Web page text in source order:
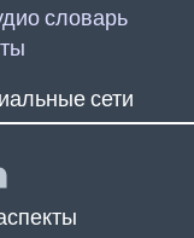
словарь
сети